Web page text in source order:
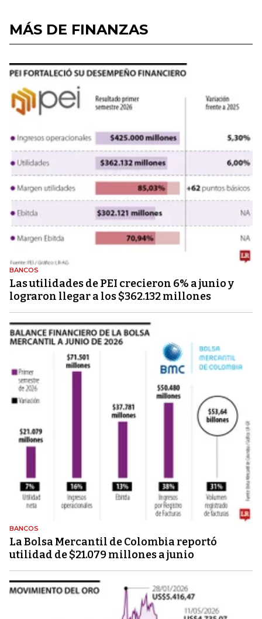
MÁS DE FINANZAS
BANCOS
Las utilidades de PEI crecieron 6% a junio y
lograron llegar a los $362.132 millones
BANCOS
La Bolsa Mercantil de Colombia reportó
utilidad de $21.079 millones a junio